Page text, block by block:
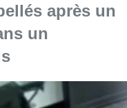
après un
un